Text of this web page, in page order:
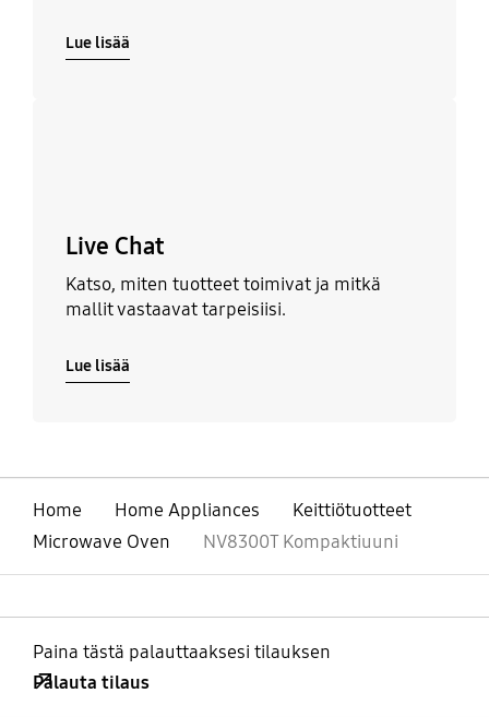
Lue lisää
Live Chat
Katso, miten tuotteet toimivat ja mitkä
mallit vastaavat tarpeisiisi.
Lue lisää
Home Home Appliances
Keittiötuotteet
Microwave Oven
NV8300T Kompaktiuuni
Paina tästä palauttaaksesi tilauksen
Palauta tilaus